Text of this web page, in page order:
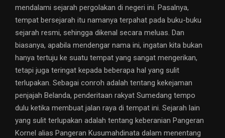
mendalami sejarah pergolakan di negeri ini. Pasalnya,
tempat bersejarah itu namanya terpahat pada buku-buku
sejarah resmi, sehingga dikenal secara meluas. Dan
biasanya, apabila mendengar nama ini, ingatan kita bukan
hanya tertuju ke suatu tempat yang sangat mengerikan,
tetapi juga teringat kepada beberapa hal yang sulit
terlupakan. Sebagai conroh adalah tentang kekejaman
penjajah Belanda, penderitaan rakyat Sumedang tempo
dulu ketika membuat jalan raya di tempat ini. Sejarah lain
yang sulit terlupakan adalah tentang keberanian Pangeran
Kornel alias Pangeran Kusumahdinata dalam menentang